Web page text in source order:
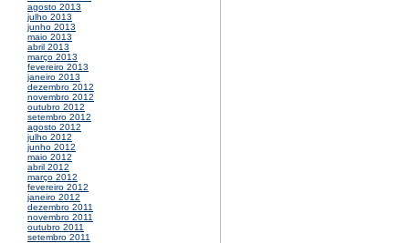
agosto 2013
julho 2013
junho 2013
maio 2013
abril 2013
março 2013
fevereiro 2013
janeiro 2013
dezembro 2012
novembro 2012
outubro 2012
setembro 2012
agosto 2012
julho 2012
junho 2012
maio 2012
abril 2012
março 2012
fevereiro 2012
janeiro 2012
dezembro 2011
novembro 2011
outubro 2011
setembro 2011